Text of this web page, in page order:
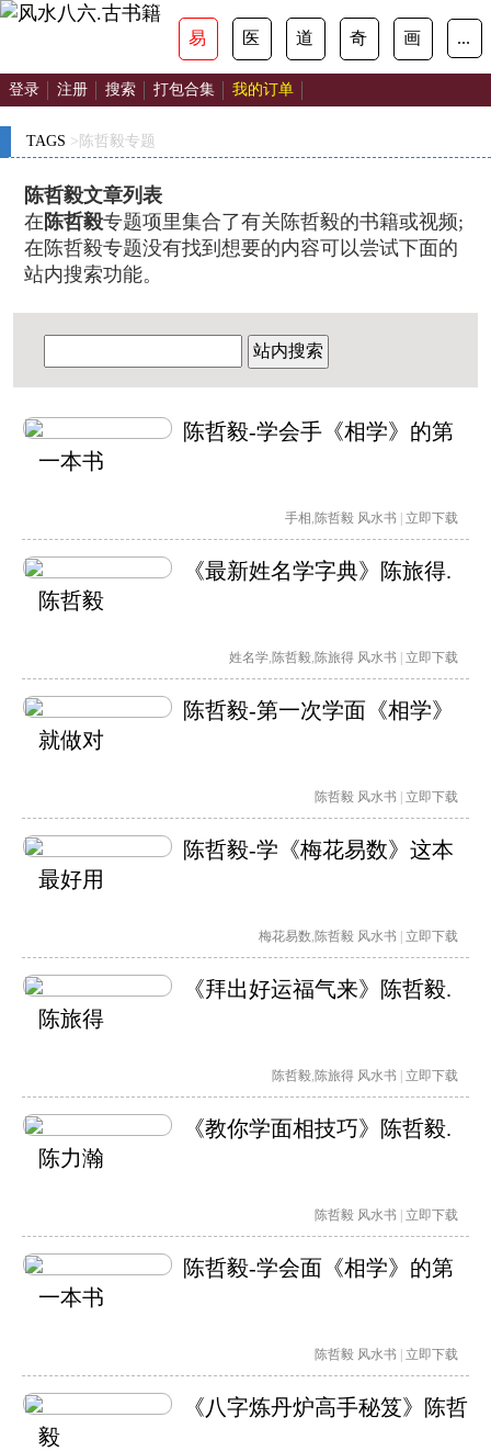
易 医 道 奇 画 ...
登录 注册 搜索 打包合集 我的订单
TAGS >陈哲毅专题
陈哲毅文章列表
在 陈哲毅专题项里集合了有关陈哲毅的书籍或视频;
在陈哲毅专题没有找到想要的内容可以尝试下面的
站内搜索功能。
站内搜索
陈哲毅-学会手《相学》的第
一本书
手相 陈哲毅 风水书 | 立即下载
《最新姓名学字典》陈旅得.
陈哲毅
姓名学 陈哲毅 陈旅得 风水书 | 立即下载
陈哲毅-第一次学面《相学》
就做对
陈哲毅 风水书 | 立即下载
陈哲毅-学《梅花易数》这本
最好用
梅花易数 陈哲毅 风水书 | 立即下载
《拜出好运福气来》陈哲毅.
陈旅得
陈哲毅 陈旅得 风水书 | 立即下载
《教你学面相技巧》陈哲毅.
陈力瀚
陈哲毅 风水书 | 立即下载
陈哲毅-学会面《相学》的第
一本书
陈哲毅 风水书 | 立即下载
《八字炼丹炉高手秘笈》陈哲
毅